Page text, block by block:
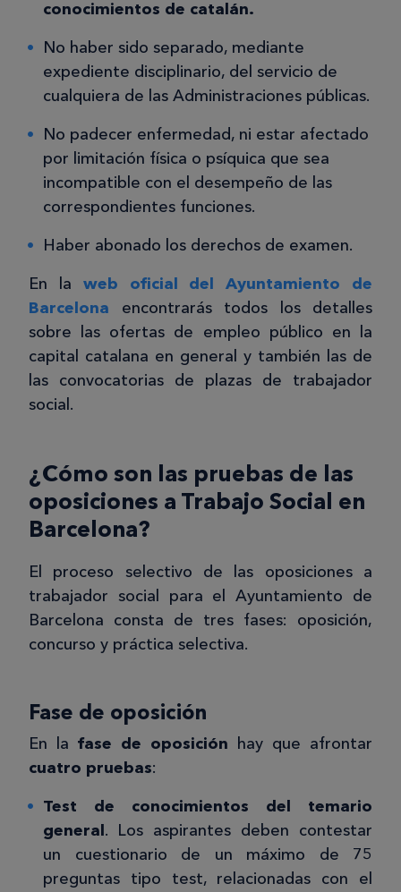
conocimientos de catalán.
No haber sido separado, mediante
expediente disciplinario, del servicio de
cualquiera de las Administraciones públicas.
No padecer enfermedad, ni estar afectado
por limitación física o psíquica que sea
incompatible con el desempeño de las
correspondientes funciones.
Haber abonado los derechos de examen.
En la web oficial del Ayuntamiento de
Barcelona encontrarás todos los detalles
sobre las ofertas de empleo público en la
capital catalana en general y también las de
las convocatorias de plazas de trabajador
social.
¿Cómo son las pruebas de las
oposiciones a Trabajo Social en
Barcelona?
El proceso selectivo de las oposiciones a
trabajador social para el Ayuntamiento de
Barcelona consta de tres fases: oposición,
concurso y práctica selectiva.
Fase de oposición
En la fase de oposición hay que afrontar
cuatro pruebas:
Test de conocimientos del temario
general. Los aspirantes deben contestar
un cuestionario de un máximo de 75
preguntas tipo test, relacionadas con el